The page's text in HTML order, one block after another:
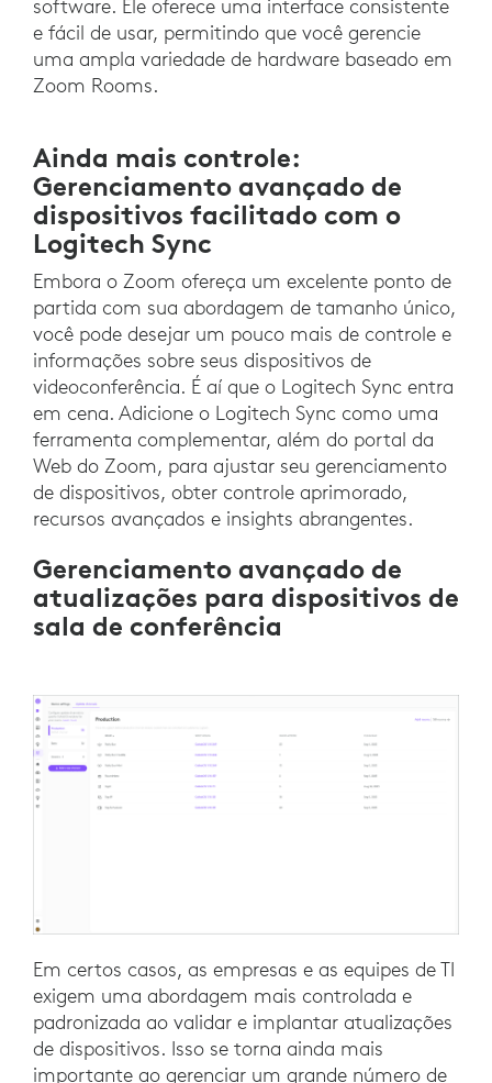
software. Ele oferece uma interface consistente
e fácil de usar, permitindo que você gerencie
uma ampla variedade de hardware baseado em
Zoom Rooms.
Ainda mais controle:
Gerenciamento avançado de
dispositivos facilitado com o
Logitech Sync
Embora o Zoom ofereça um excelente ponto de
partida com sua abordagem de tamanho único,
você pode desejar um pouco mais de controle e
informações sobre seus dispositivos de
videoconferência. É aí que o Logitech Sync entra
em cena. Adicione o Logitech Sync como uma
ferramenta complementar, além do portal da
Web do Zoom, para ajustar seu gerenciamento
de dispositivos, obter controle aprimorado,
recursos avançados e insights abrangentes.
Gerenciamento avançado de
atualizações para dispositivos de
sala de conferência
Em certos casos, as empresas e as equipes de TI
exigem uma abordagem mais controlada e
padronizada ao validar e implantar atualizações
de dispositivos. Isso se torna ainda mais
importante ao gerenciar um grande número de